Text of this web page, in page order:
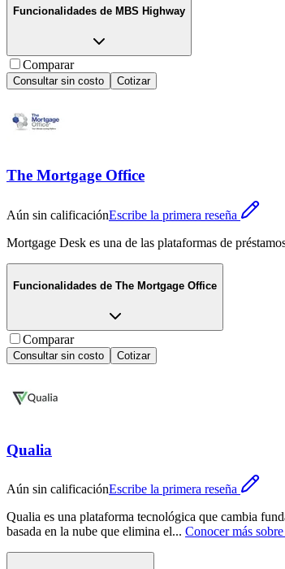
Funcionalidades de MBS Highway
Comparar
Consultar sin costo Cotizar
The Mortgage Office
Aún sin calificaciónEscribe la primera reseña
Mortgage Desk es una de las plataformas de
Funcionalidades de The Mortgage Office
Comparar
Consultar sin costo Cotizar
Qualia
Aún sin calificaciónEscribe la primera reseña
Qualia es una plataforma tecnológica que cambia
basada en la nube que elimina el... Conocer más sobre